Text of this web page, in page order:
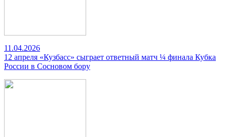
11.04.2026
12 апреля «Кузбасс» сыграет ответный матч ¼ финала Кубка
России в Сосновом бору